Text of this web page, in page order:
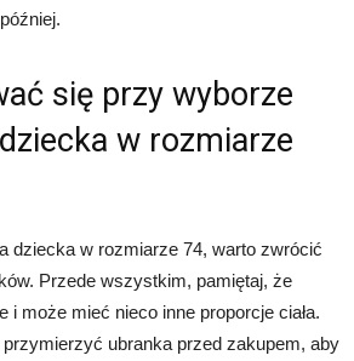
się przy wyborze
w rozmiarze
dziecka w rozmiarze 74, warto zwrócić
Przede wszystkim, pamiętaj, że
i może mieć nieco inne proporcje ciała.
ubranka przed zakupem, aby